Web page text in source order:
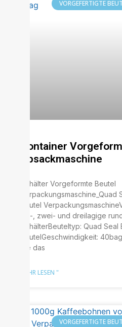
VORGEFERTIGTE
Container
Absackmaschine
Behälter Vorgeformte Beutel
Beutel
Ein-, zwei- und dreilagige
BehälterBeuteltyp: Quad Seal
BeutelGeschwindigkeit:
Sie das
MEHR LESEN "
VORGEFERTIGTE